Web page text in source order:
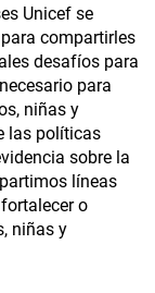
Unicef se
compartirles
desafíos para
para
niñas y
las políticas
sobre la
líneas
o
niñas y